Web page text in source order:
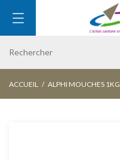
ACCUEIL ALPHI MOUCHES 1KG